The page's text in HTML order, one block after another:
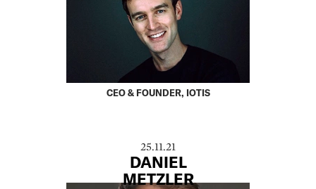
CEO & FOUNDER, IOTIS
25.11.21
DANIEL
METZLER